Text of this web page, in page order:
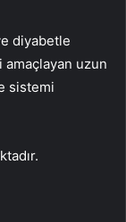
diyabetle
uzun
sistemi